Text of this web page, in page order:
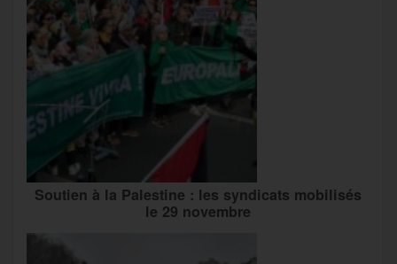
Soutien à la Palestine : les syndicats mobilisés
le 29 novembre